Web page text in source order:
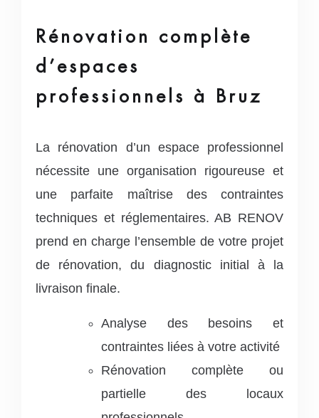
Rénovation complète
d’espaces
professionnels à Bruz
La rénovation d’un espace professionnel
nécessite une organisation rigoureuse et
une parfaite maîtrise des contraintes
techniques et réglementaires. AB RENOV
prend en charge l’ensemble de votre projet
de rénovation, du diagnostic initial à la
livraison finale.
Analyse des besoins et
contraintes liées à votre activité
Rénovation complète ou
partielle des locaux